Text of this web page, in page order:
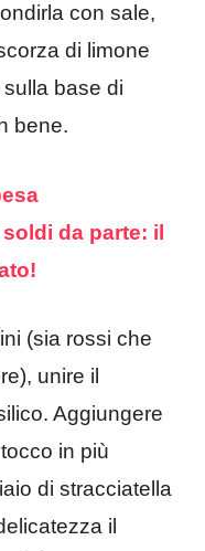
con sale,
di limone
base di
bene.
da parte: il
(sia rossi che
unire il
Aggiungere
in più
di stracciatella
il